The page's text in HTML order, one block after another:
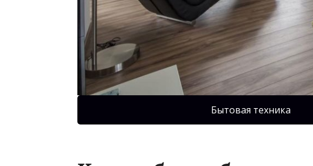
Бытовая техника